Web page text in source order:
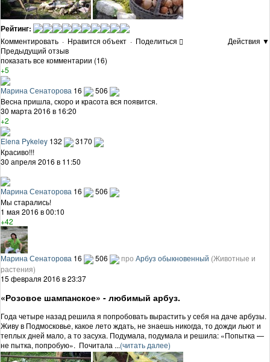
Рейтинг:
Комментировать · Нравится объект · Поделиться
Действия ▼
Предыдущий отзыв
показать все комментарии (16)
+5
Марина Сенаторова 16
506
Весна пришла, скоро и красота вся появится.
30 марта 2016 в 16:20
+2
Elena Pykeley 132
3170
Красиво!!!
30 апреля 2016 в 11:50
Марина Сенаторова 16
506
Мы старались!
1 мая 2016 в 00:10
+42
Марина Сенаторова 16 506 про Арбуз обыкновенный (Животные и
растения)
15 февраля 2016 в 23:37
«Розовое шампанское» - любимый арбуз.
Года четыре назад решила я попробовать вырастить у себя на даче арбузы.
Живу в Подмосковье, какое лето ждать, не знаешь никогда, то дожди льют и
теплых дней мало, а то засуха. Подумала, подумала и решила: «Попытка —
не пытка, попробую». Почитала ...(читать далее)